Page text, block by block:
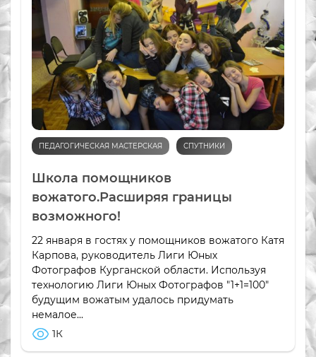
ПЕДАГОГИЧЕСКАЯ МАСТЕРСКАЯ СПУТНИКИ
Школа помощников
вожатого.Расширяя границы
возможного!
22 января в гостях у помощников вожатого Катя
Карпова, руководитель Лиги Юных
Фотографов Курганской области. Используя
технологию Лиги Юных Фотографов "1+1=100"
будущим вожатым удалось придумать
немалое...
1К